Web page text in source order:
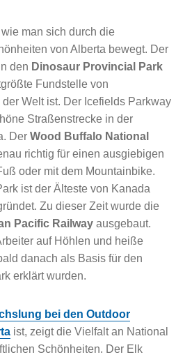
man sich durch die
von Alberta bewegt. Der
den Dinosaur Provincial Park
Fundstelle von
Welt ist. Der Icefields Parkway
Straßenstrecke in der
Der Wood Buffalo National
richtig für einen ausgiebigen
oder mit dem Mountainbike.
ist der Älteste von Kanada
Zu dieser Zeit wurde die
Pacific Railway ausgebaut.
auf Höhlen und heiße
danach als Basis für den
erklärt wurden.
bei den Outdoor
ist, zeigt die Vielfalt an National
Schönheiten. Der Elk